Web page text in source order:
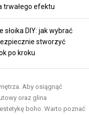
trwałego efektu
słoika DIY: jak wybrać
stworzyć
po kroku
Aby osiągnąć
oraz glina
boho. Warto poznać